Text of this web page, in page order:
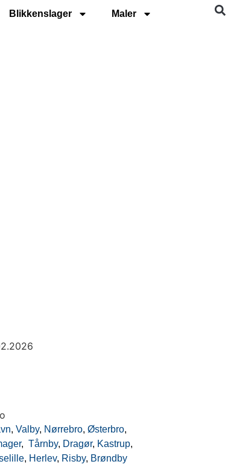
Blikkenslager Maler
, Valby, Nørrebro, Østerbro,
, Tårnby, Dragør, Kastrup,
, Herlev, Risby, Brøndby